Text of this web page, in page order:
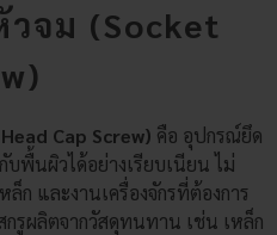
จม (Socket
Cap Screw) คือ อุปกรณ์ยึด
พื้นผิวได้อย่างเรียบเนียน ไม่
ล็ก และงานเครื่องจักรที่ต้องการ
รูผลิตจากวัสดุทนทาน เช่น เหล็ก